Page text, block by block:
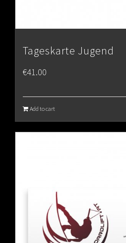
Tageskarte Jugend
€41.00
Add to cart